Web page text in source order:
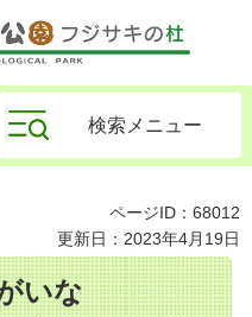
検索メニュー
ページID：68012
更新日：2023年4月19日
いな